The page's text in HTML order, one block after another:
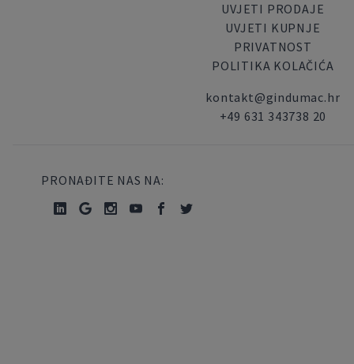
UVJETI PRODAJE
UVJETI KUPNJE
PRIVATNOST
POLITIKA KOLAČIĆA
kontakt@gindumac.hr
+49 631 343738 20
PRONAĐITE NAS NA: